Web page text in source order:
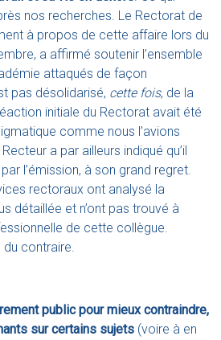
nos recherches. Le Rectorat de
à propos de cette affaire lors du
a affirmé soutenir l’ensemble
attaqués de façon
pas désolidarisé, cette fois, de la
initiale du Rectorat avait été
comme nous l’avions
a par ailleurs indiqué qu’il
l’émission, à son grand regret.
rectoraux ont analysé la
détaillée et n’ont pas trouvé à
de cette collègue.
du contraire.
public pour mieux contraindre,
sur certains sujets (voire à en